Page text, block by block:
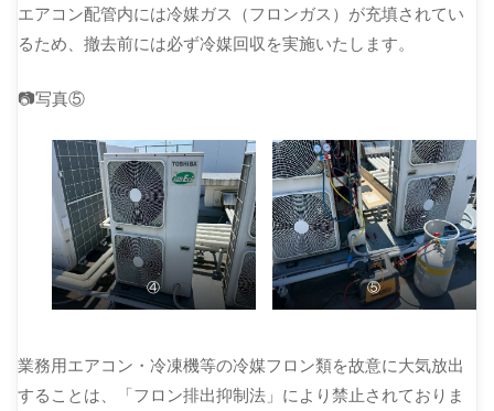
エアコン配管内には冷媒ガス（フロンガス）が充填されてい
るため、撤去前には必ず冷媒回収を実施いたします。
📷写真⑤
④ ⑤
業務用エアコン・冷凍機等の冷媒フロン類を故意に大気放出
することは、「フロン排出抑制法」により禁止されておりま